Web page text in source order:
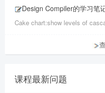
Design Compiler的学习笔
Cake chart:show levels of
课程最新问题